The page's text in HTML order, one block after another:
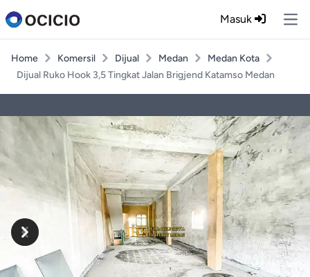
Masuk
Home Komersil Dijual Medan
Medan Kota
Dijual Ruko Hook 3,5 Tingkat Jalan Brigjend Katamso Medan
Previous
Next